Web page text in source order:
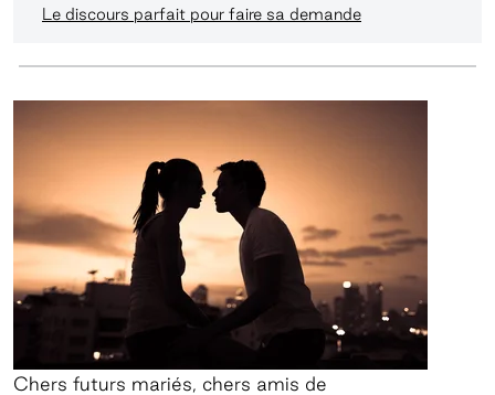
Le discours parfait pour faire sa demande
Chers futurs mariés, chers amis de